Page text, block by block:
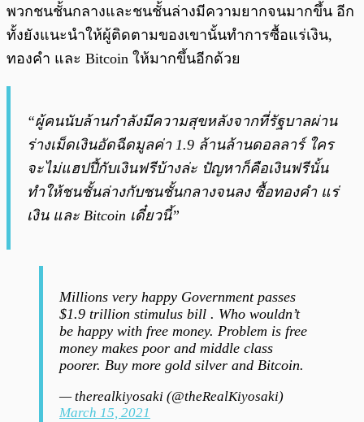
พวกชนชั้นกลางและชนชั้นล่างมีความยากจนมากขึ้น อีก
ทั้งยังแนะนำให้ผู้ติดตามของเขานั้นทำการซื้อแร่เงิน,
ทองคำ และ Bitcoin ให้มากขึ้นอีกด้วย
“ผู้คนนับล้านกำลังมีความสุขหลังจากที่รัฐบาลผ่าน
ร่างเม็ดเงินอัดฉีดมูลค่า 1.9 ล้านล้านดอลลาร์ ใคร
จะไม่แฮปปี้กับเงินฟรีบ้างล่ะ ปัญหาก็คือเงินฟรีนั้น
ทำให้ชนชั้นล่างกับชนชั้นกลางจนลง ซื้อทองคำ แร่
เงิน และ Bitcoin เดี๋ยวนี้”
Millions very happy Government passes
$1.9 trillion stimulus bill . Who wouldn’t
be happy with free money. Problem is free
money makes poor and middle class
poorer. Buy more gold silver and Bitcoin.
— therealkiyosaki (@theRealKiyosaki)
March 15, 2021